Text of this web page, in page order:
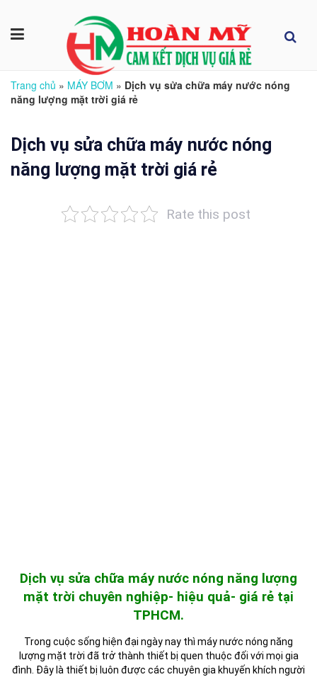
Trang chủ » MÁY BƠM » Dịch vụ sửa chữa máy nước nóng
năng lượng mặt trời giá rẻ
Dịch vụ sửa chữa máy nước nóng
năng lượng mặt trời giá rẻ
Rate this post
Dịch vụ sửa chữa máy nước nóng năng lượng
mặt trời chuyên nghiệp- hiệu quả- giá rẻ tại
TPHCM.
Trong cuộc sống hiện đại ngày nay thì máy nước nóng năng
lượng mặt trời đã trở thành thiết bị quen thuộc đối với mọi gia
đình. Đây là thiết bị luôn được các chuyên gia khuyến khích người